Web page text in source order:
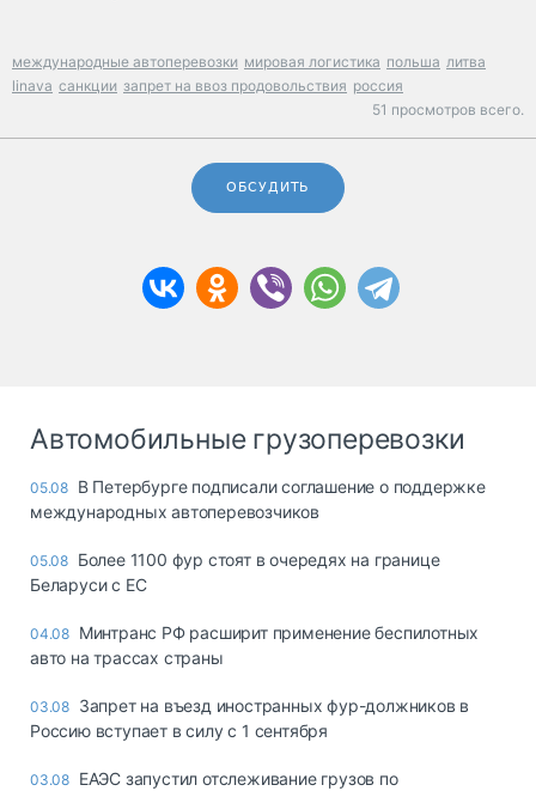
международные автоперевозки мировая логистика польша литва
linava санкции запрет на ввоз продовольствия россия
51 просмотров всего.
ОБСУДИТЬ
Автомобильные грузоперевозки
05.08 В Петербурге подписали соглашение о поддержке
международных автоперевозчиков
05.08 Более 1100 фур стоят в очередях на границе
Беларуси с ЕС
04.08 Минтранс РФ расширит применение беспилотных
авто на трассах страны
03.08 Запрет на въезд иностранных фур-должников в
Россию вступает в силу с 1 сентября
03.08 ЕАЭС запустил отслеживание грузов по